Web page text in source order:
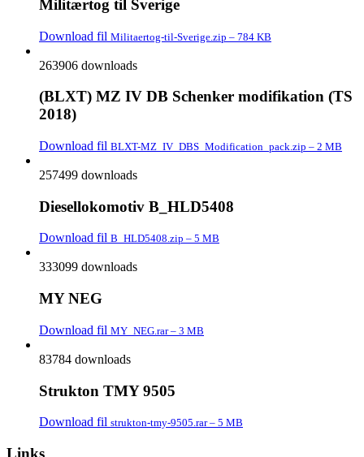
Militærtog til Sverige
Download fil Militaertog-til-Sverige.zip – 784 KB
263906 downloads
(BLXT) MZ IV DB Schenker modifikation (TS
2018)
Download fil BLXT-MZ_IV_DBS_Modification_pack.zip – 2 MB
257499 downloads
Diesellokomotiv B_HLD5408
Download fil B_HLD5408.zip – 5 MB
333099 downloads
MY NEG
Download fil MY_NEG.rar – 3 MB
83784 downloads
Strukton TMY 9505
Download fil strukton-tmy-9505.rar – 5 MB
Links